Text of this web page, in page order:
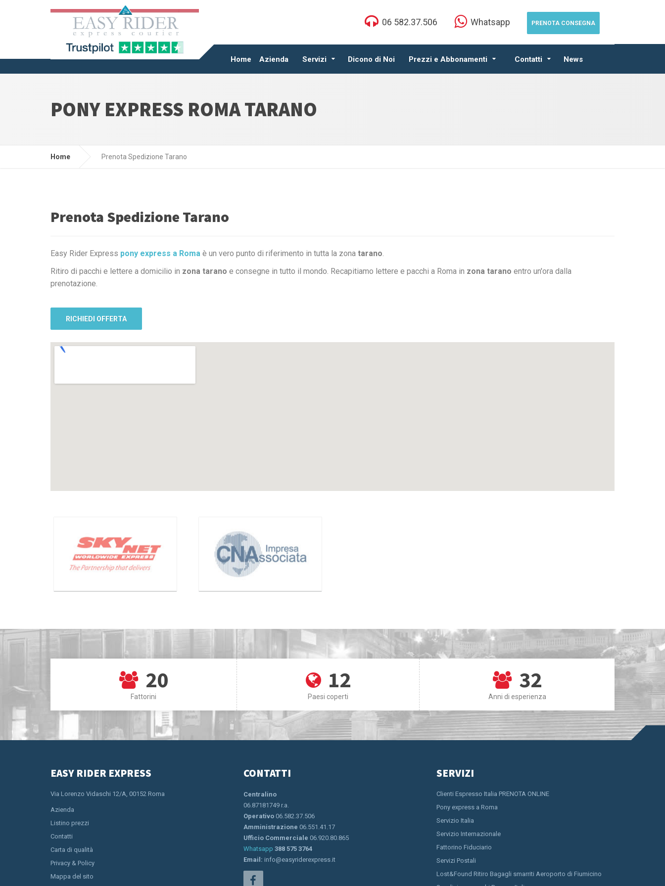
Home Azienda Servizi Dicono di Noi Prezzi e Abbonamenti Contatti News
06 582.37.506 Whatsapp PRENOTA CONSEGNA
PONY EXPRESS ROMA TARANO
Home Prenota Spedizione Tarano
Prenota Spedizione Tarano
Easy Rider Express pony express a Roma è un vero punto di riferimento in tutta la zona tarano.
Ritiro di pacchi e lettere a domicilio in zona tarano e consegne in tutto il mondo. Recapitiamo lettere e pacchi a Roma in zona tarano entro un'ora dalla
prenotazione.
RICHIEDI OFFERTA
20
Fattorini
12
Paesi coperti
32
Anni di esperienza
EASY RIDER EXPRESS
Via Lorenzo Vidaschi 12/A, 00152 Roma
Azienda
Listino prezzi
Contatti
Carta di qualità
Privacy & Policy
Mappa del sito
CONTATTI
Centralino
06.87181749 r.a.
Operativo06.582.37.506
Amministrazione 06.551.41.17
Ufficio Commerciale 06.920.80.865
Whatsapp 388 575 3764
Email: info@easyriderexpress.it
SERVIZI
Clienti Espresso Italia PRENOTA ONLINE
Pony express a Roma
Servizio Italia
Servizio Internazionale
Fattorino Fiduciario
Servizi Postali
Lost&Found Ritiro Bagagli smarriti Aeroporto di Fiumicino